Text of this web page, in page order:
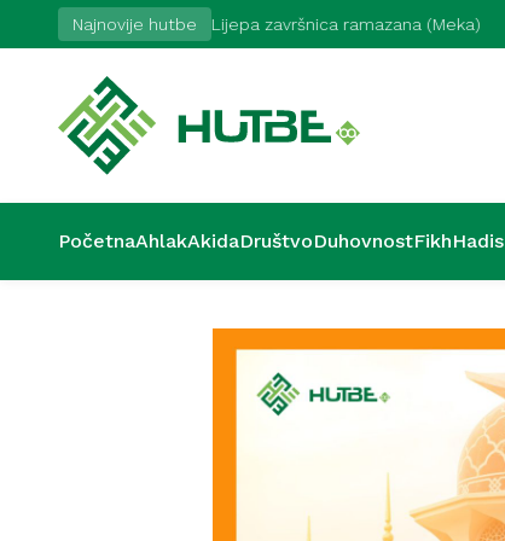
Najnovije hutbe Lijepa završnica ramazana (Meka)
PočetnaAhlakAkidaDruštvoDuhovnostFikhHadis